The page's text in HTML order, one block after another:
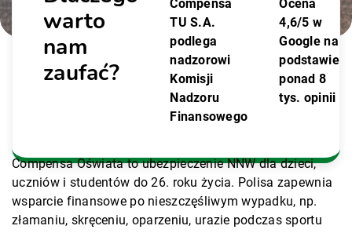
warto
nam
zaufać?
Compensa
TU S.A.
podlega
nadzorowi
Komisji
Nadzoru
Finansowego
Ocena
4,6/5 w
Google na
podstawie
ponad 8
tys. opinii
Compensa Oświata to ubezpieczenie NNW dla dzieci,
uczniów i studentów do 26. roku życia. Polisa zapewnia
wsparcie finansowe po nieszczęśliwym wypadku, np.
złamaniu, skręceniu, oparzeniu, urazie podczas sportu